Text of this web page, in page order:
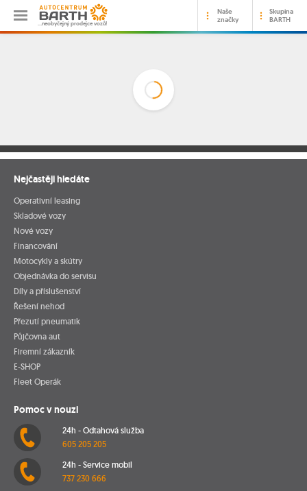
…neobyčejný prodejce vozů!
Naše
značky
Skupina
BARTH
Nejčastěji hledáte
Operativní leasing
Skladové vozy
Nové vozy
Financování
Motocykly a skútry
Objednávka do servisu
Díly a příslušenství
Řešení nehod
Přezutí pneumatik
Půjčovna aut
Firemní zákazník
E-SHOP
Fleet Operák
Pomoc v nouzi
24h - Odtahová služba
605 205 205
24h - Service mobil
737 230 666